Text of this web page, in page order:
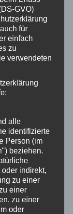
verspricht
Form.
Urinella
Gepäck!
wieder wandern,
Dass das
jeder Toilette
Der
ist
im Bett!
im Bett,
schmerzt der
Rezept...
GVO)
für
einfach
zu
verwendeten
alle
identifizierte
Person (im
beziehen.
indirekt,
zu einer
einer
zu einer
oder